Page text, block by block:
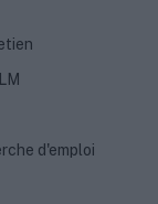
d'emploi